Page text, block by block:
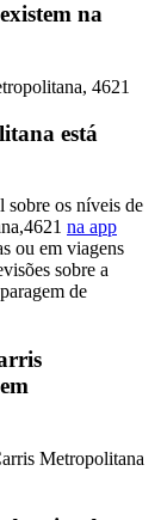
na
4621
está
sobre os níveis de
na app
ou em viagens
sobre a
de
Metropolitana